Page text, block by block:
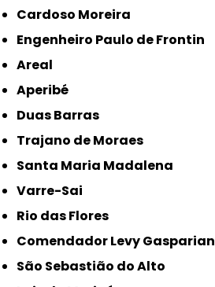
Cardoso Moreira
Engenheiro Paulo de Frontin
Areal
Aperibé
Duas Barras
Trajano de Moraes
Santa Maria Madalena
Varre-Sai
Rio das Flores
Comendador Levy Gasparian
São Sebastião do Alto